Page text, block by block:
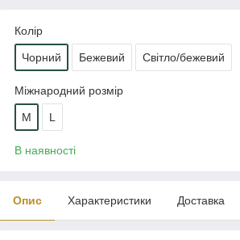
Колір
Чорний Бежевий Світло/бежевий
Міжнародний розмір
M L
В наявності
Опис Характеристики Доставка